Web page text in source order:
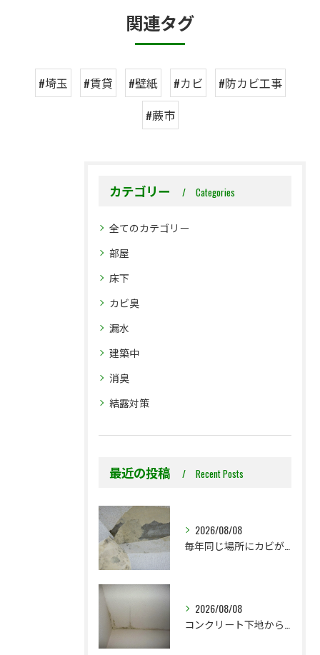
関連タグ
#埼玉 #賃貸 #壁紙 #カビ
#防カビ工事
#蕨市
カテゴリー Categories
全てのカテゴリー
部屋
床下
カビ臭
漏水
建築中
消臭
結露対策
最近の投稿 Recent Posts
2026/08/08
2026/08/08